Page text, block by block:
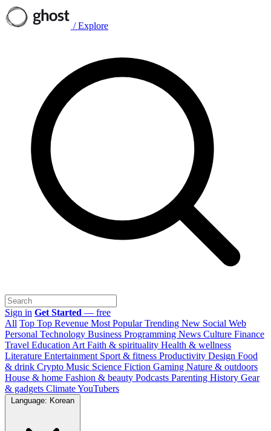
/ Explore
Sign in Get Started — free
All Top Top Revenue Most PopularTrending New Social Web
Personal Technology Business Programming News Culture Finance
Travel Education Art Faith & spirituality Health & wellness
Literature Entertainment Sport & fitness Productivity Design Food
& drink Crypto Music Science Fiction Gaming Nature & outdoors
House & home Fashion & beauty Podcasts Parenting History Gear
& gadgets ClimateYouTubers
Language: Korean